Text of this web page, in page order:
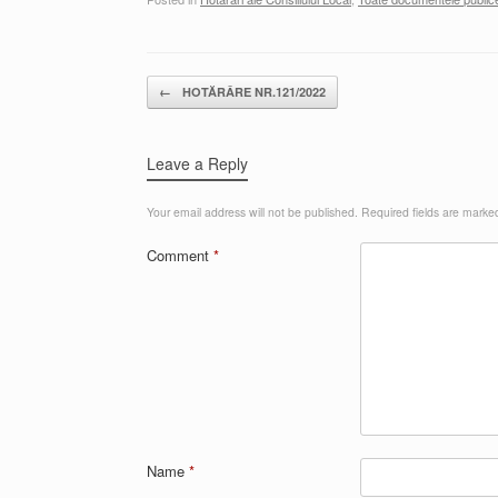
Post navigation
← HOTĂRÂRE NR.121/2022
Leave a Reply
Your email address will not be published. Required fields are
Comment *
Name *